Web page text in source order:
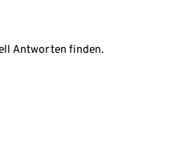
Antworten finden.